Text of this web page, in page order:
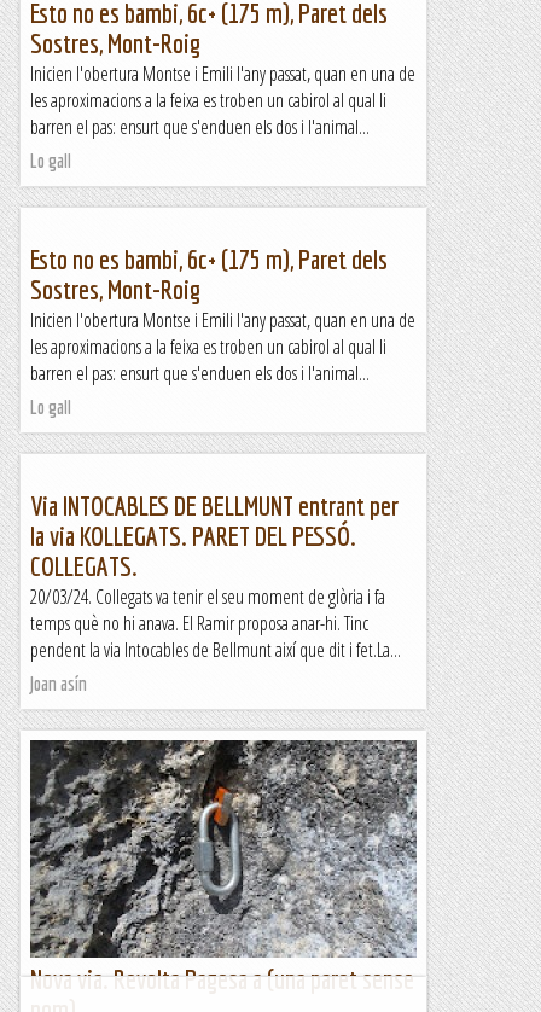
Esto no es bambi, 6c+ (175 m), Paret dels
Sostres, Mont-Roig
Inicien l'obertura Montse i Emili l'any passat, quan en una de
les aproximacions a la feixa es troben un cabirol al qual li
barren el pas: ensurt que s'enduen els dos i l'animal...
Lo gall
Esto no es bambi, 6c+ (175 m), Paret dels
Sostres, Mont-Roig
Inicien l'obertura Montse i Emili l'any passat, quan en una de
les aproximacions a la feixa es troben un cabirol al qual li
barren el pas: ensurt que s'enduen els dos i l'animal...
Lo gall
Via INTOCABLES DE BELLMUNT entrant per
la via KOLLEGATS. PARET DEL PESSÓ.
COLLEGATS.
20/03/24. Collegats va tenir el seu moment de glòria i fa
temps què no hi anava. El Ramir proposa anar-hi. Tinc
pendent la via Intocables de Bellmunt així que dit i fet.La...
Joan asín
Nova via. Revolta Pagesa a (una paret sense